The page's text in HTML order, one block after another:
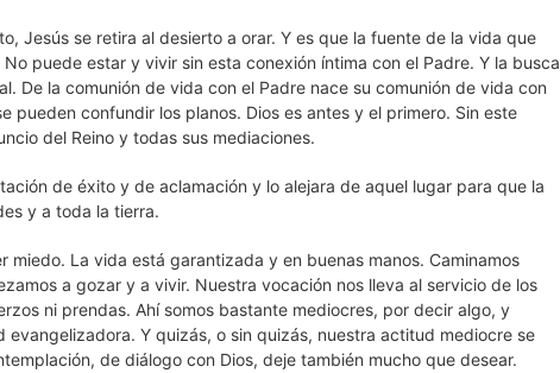
Jesús se retira al desierto a orar. Y es que la fuente de la vida que
puede estar y vivir sin esta conexión íntima con el Padre. Y la busca
De la comunión de vida con el Padre nace su comunión de vida con
pueden confundir los planos. Dios es antes y el primero. Sin este
del Reino y todas sus mediaciones.
de éxito y de aclamación y lo alejara de aquel lugar para que la
y a toda la tierra.
miedo. La vida está garantizada y en buenas manos. Caminamos
a gozar y a vivir. Nuestra vocación nos lleva al servicio de los
ni prendas. Ahí somos bastante mediocres, por decir algo, y
Y quizás, o sin quizás, nuestra actitud mediocre se
de diálogo con Dios, deje también mucho que desear.